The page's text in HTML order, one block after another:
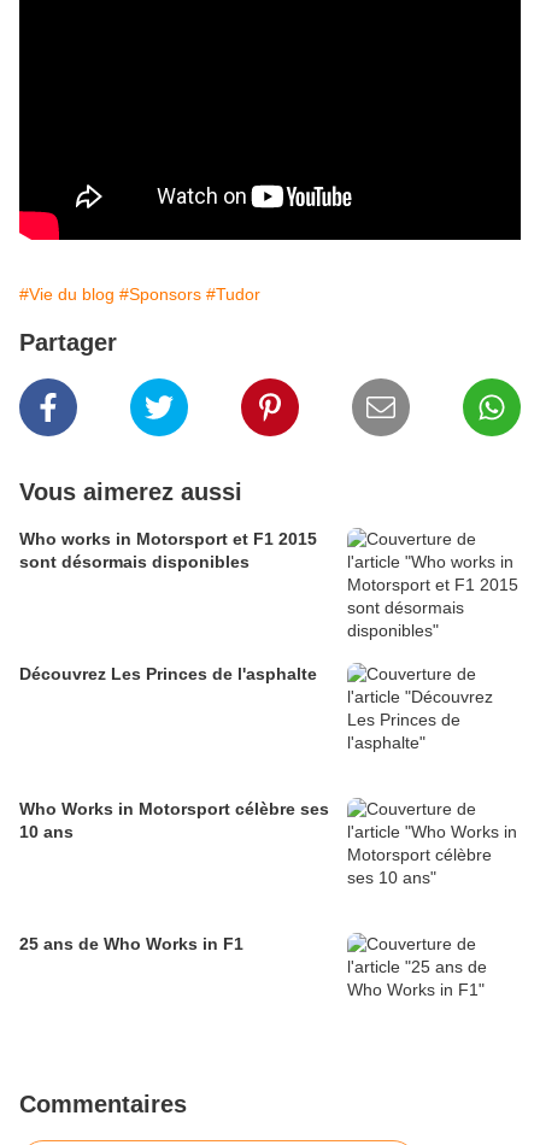
#Vie du blog #Sponsors #Tudor
Partager
Vous aimerez aussi
Who works in Motorsport et F1 2015
sont désormais disponibles
Découvrez Les Princes de l'asphalte
Who Works in Motorsport célèbre ses
10 ans
25 ans de Who Works in F1
Commentaires